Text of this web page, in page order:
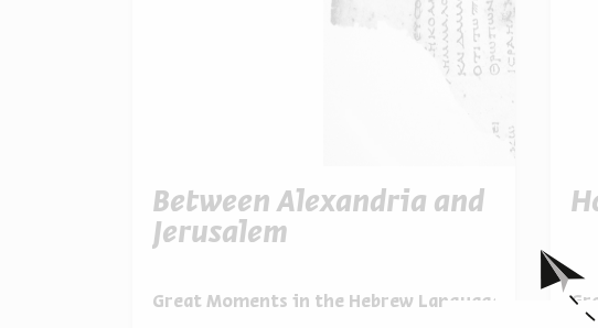
Between Alexandria and
Jerusalem
מתוך:
Great Moments in the Hebrew Language